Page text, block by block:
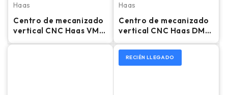
Haas
Centro de mecanizado
vertical CNC Haas VM-
Haas
Centro de mecanizado
vertical CNC Haas DM-
(2018)
RECIÉN LLEGADO